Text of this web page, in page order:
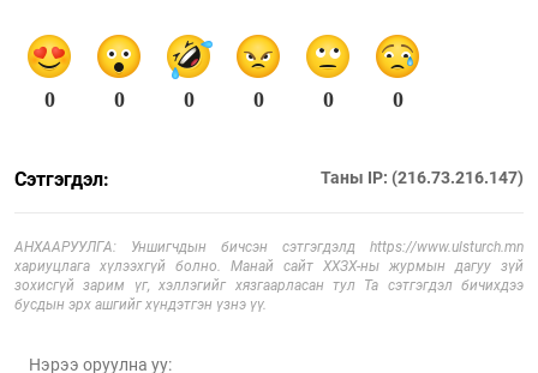
0 0 0 0 0 0
Сэтгэгдэл: Таны IP: (216.73.216.147)
АНХААРУУЛГА: Уншигчдын бичсэн сэтгэгдэлд https://www.ulsturch.mn
хариуцлага хүлээхгүй болно. Манай сайт ХХЗХ-ны журмын дагуу зүй
зохисгүй зарим үг, хэллэгийг хязгаарласан тул Та сэтгэгдэл бичихдээ
бусдын эрх ашгийг хүндэтгэн үзнэ үү.